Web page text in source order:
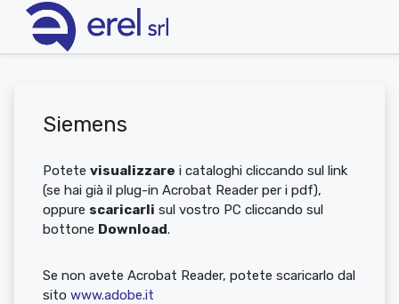
Siemens
Potete visualizzare i cataloghi cliccando sul link
(se hai già il plug-in Acrobat Reader per i pdf),
oppure scaricarli sul vostro PC cliccando sul
bottone Download.
Se non avete Acrobat Reader, potete scaricarlo dal
sito www.adobe.it